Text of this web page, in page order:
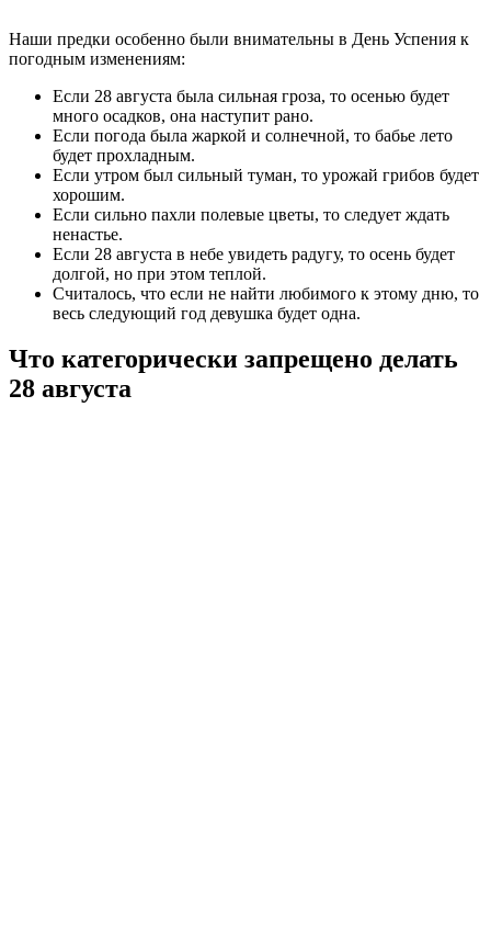
Наши предки особенно были внимательны в День Успения к
погодным изменениям:
Если 28 августа была сильная гроза, то осенью будет
много осадков, она наступит рано.
Если погода была жаркой и солнечной, то бабье лето
будет прохладным.
Если утром был сильный туман, то урожай грибов будет
хорошим.
Если сильно пахли полевые цветы, то следует ждать
ненастье.
Если 28 августа в небе увидеть радугу, то осень будет
долгой, но при этом теплой.
Считалось, что если не найти любимого к этому дню, то
весь следующий год девушка будет одна.
Что категорически запрещено делать
28 августа